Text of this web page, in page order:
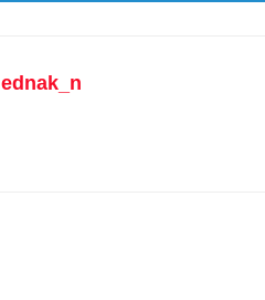
ednak_n